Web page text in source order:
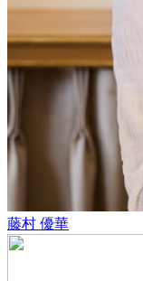
藤村 優華